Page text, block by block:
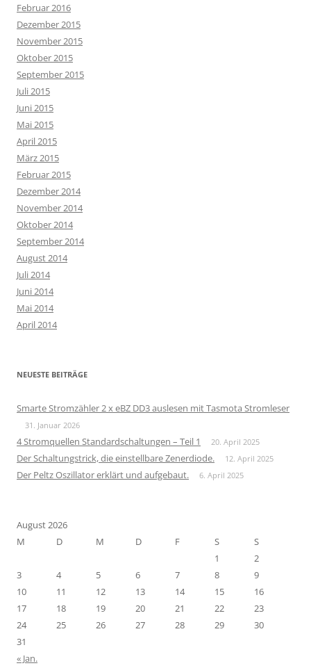
Februar 2016
Dezember 2015
November 2015
Oktober 2015
September 2015
Juli 2015
Juni 2015
Mai 2015
April 2015
März 2015
Februar 2015
Dezember 2014
November 2014
Oktober 2014
September 2014
August 2014
Juli 2014
Juni 2014
Mai 2014
April 2014
NEUESTE BEITRÄGE
Smarte Stromzähler 2 x eBZ DD3 auslesen mit Tasmota Stromleser
31. Januar 2026
4 Stromquellen Standardschaltungen – Teil 1 20. April 2025
Der Schaltungstrick, die einstellbare Zenerdiode. 12. April 2025
Der Peltz Oszillator erklärt und aufgebaut. 6. April 2025
August 2026
M
D M D F S
S
1
2
3
4 5 6 7 8
9
10
11 12 13 14 15
16
17
18 19 20 21 22
23
24
25 26 27 28 29
30
31
« Jan.